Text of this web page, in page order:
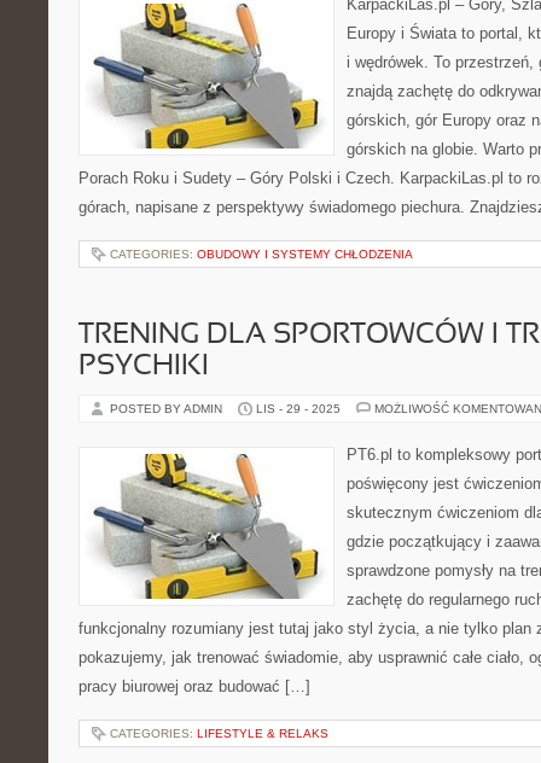
KarpackiLas.pl – Góry,
Europy i Świata to portal,
i wędrówek. To
znajdą zachętę do
górskich, gór Europy oraz
górskich na globie. Warto
Porach Roku i Sudety – Góry Polski i Czech. KarpackiLas.pl to
górach, napisane z perspektywy świadomego piechura.
CATEGORIES: OBUDOWY I SYSTEMY CHŁODZENIA
TRENING DLA SPORTOWCÓW I
PSYCHIKI
POSTED BY ADMIN LIS - 29 - 2025 MOŻLIWOŚĆ
PT6.pl to kompleksowy
poświęcony jest
skutecznym ćwiczeniom
gdzie początkujący i
sprawdzone pomysły na
zachętę do regularnego
funkcjonalny rozumiany jest tutaj jako styl życia, a nie tylko plan
pokazujemy, jak trenować świadomie, aby usprawnić całe ciało,
pracy biurowej oraz budować […]
CATEGORIES: LIFESTYLE & RELAKS